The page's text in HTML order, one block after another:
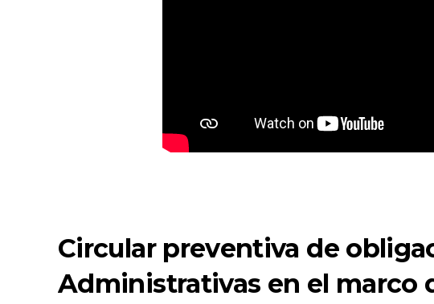
Circular preventiva de
Administrativas en el marco